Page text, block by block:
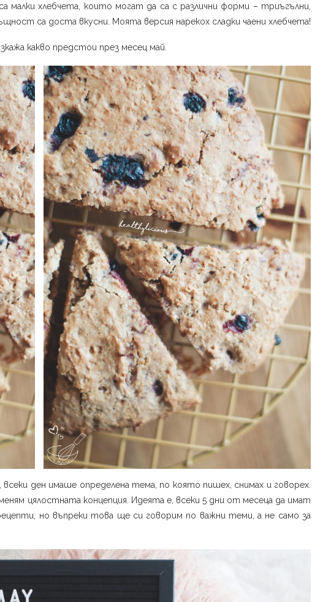
малки хлебчета, които могат да са с различни форми – триъгълни,
са доста вкусни. Моята версия нарекох сладки чаени хлебчета!
какво предстои през месец май.
, всеки ден имаше определена тема, по която пишех, снимах и говорех.
цялостната концепция. Идеята е, всеки 5 дни от месеца да имат
но въпреки това ще си говорим по важни теми, а не само за